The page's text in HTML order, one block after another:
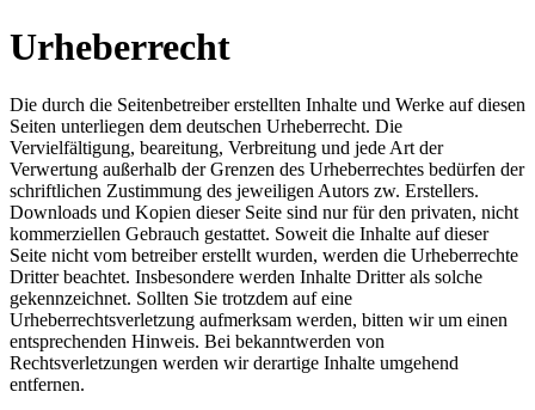
Urheberrecht
Die durch die Seitenbetreiber erstellten Inhalte und Werke auf diesen
Seiten unterliegen dem deutschen Urheberrecht. Die
Vervielfältigung, beareitung, Verbreitung und jede Art der
Verwertung außerhalb der Grenzen des Urheberrechtes bedürfen der
schriftlichen Zustimmung des jeweiligen Autors zw. Erstellers.
Downloads und Kopien dieser Seite sind nur für den privaten, nicht
kommerziellen Gebrauch gestattet. Soweit die Inhalte auf dieser
Seite nicht vom betreiber erstellt wurden, werden die Urheberrechte
Dritter beachtet. Insbesondere werden Inhalte Dritter als solche
gekennzeichnet. Sollten Sie trotzdem auf eine
Urheberrechtsverletzung aufmerksam werden, bitten wir um einen
entsprechenden Hinweis. Bei bekanntwerden von
Rechtsverletzungen werden wir derartige Inhalte umgehend
entfernen.